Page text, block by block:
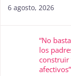
6 agosto, 2026
“No
los
construir
afectivos”